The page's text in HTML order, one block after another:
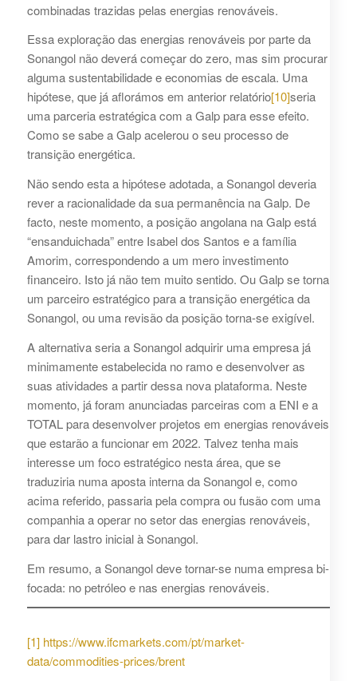
combinadas trazidas pelas energias renováveis.
Essa exploração das energias renováveis por parte da
Sonangol não deverá começar do zero, mas sim procurar
alguma sustentabilidade e economias de escala. Uma
hipótese, que já aflorámos em anterior relatório[10]seria
uma parceria estratégica com a Galp para esse efeito.
Como se sabe a Galp acelerou o seu processo de
transição energética.
Não sendo esta a hipótese adotada, a Sonangol deveria
rever a racionalidade da sua permanência na Galp. De
facto, neste momento, a posição angolana na Galp está
“ensanduichada” entre Isabel dos Santos e a família
Amorim, correspondendo a um mero investimento
financeiro. Isto já não tem muito sentido. Ou Galp se torna
um parceiro estratégico para a transição energética da
Sonangol, ou uma revisão da posição torna-se exigível.
A alternativa seria a Sonangol adquirir uma empresa já
minimamente estabelecida no ramo e desenvolver as
suas atividades a partir dessa nova plataforma. Neste
momento, já foram anunciadas parceiras com a ENI e a
TOTAL para desenvolver projetos em energias renováveis
que estarão a funcionar em 2022. Talvez tenha mais
interesse um foco estratégico nesta área, que se
traduziria numa aposta interna da Sonangol e, como
acima referido, passaria pela compra ou fusão com uma
companhia a operar no setor das energias renováveis,
para dar lastro inicial à Sonangol.
Em resumo, a Sonangol deve tornar-se numa empresa bi-
focada: no petróleo e nas energias renováveis.
[1] https://www.ifcmarkets.com/pt/market-
data/commodities-prices/brent